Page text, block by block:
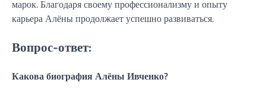
марок. Благодаря своему профессионализму и опыту
карьера Алёны продолжает успешно развиваться.
Вопрос-ответ:
Какова биография Алёны Ивченко?